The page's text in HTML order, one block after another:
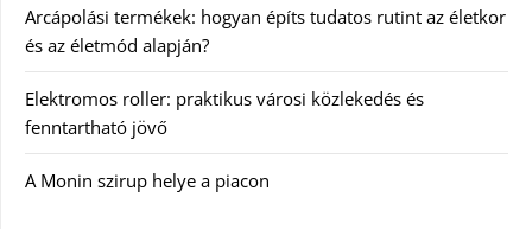
Arcápolási termékek: hogyan építs tudatos rutint az életkor
és az életmód alapján?
Elektromos roller: praktikus városi közlekedés és
fenntartható jövő
A Monin szirup helye a piacon